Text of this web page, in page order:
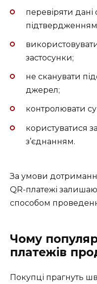
перевіряти
застосунки;
не сканувати
джерел;
контролювати
користуватися
з’єднанням.
За умови
QR-платежі
способом
Чому
платежів
Покупці прагнуть